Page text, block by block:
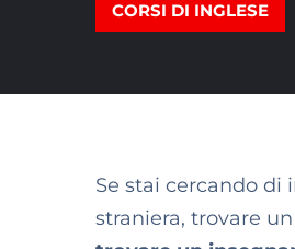
CORSI DI INGLESE
Se stai cercando di
straniera, trovare